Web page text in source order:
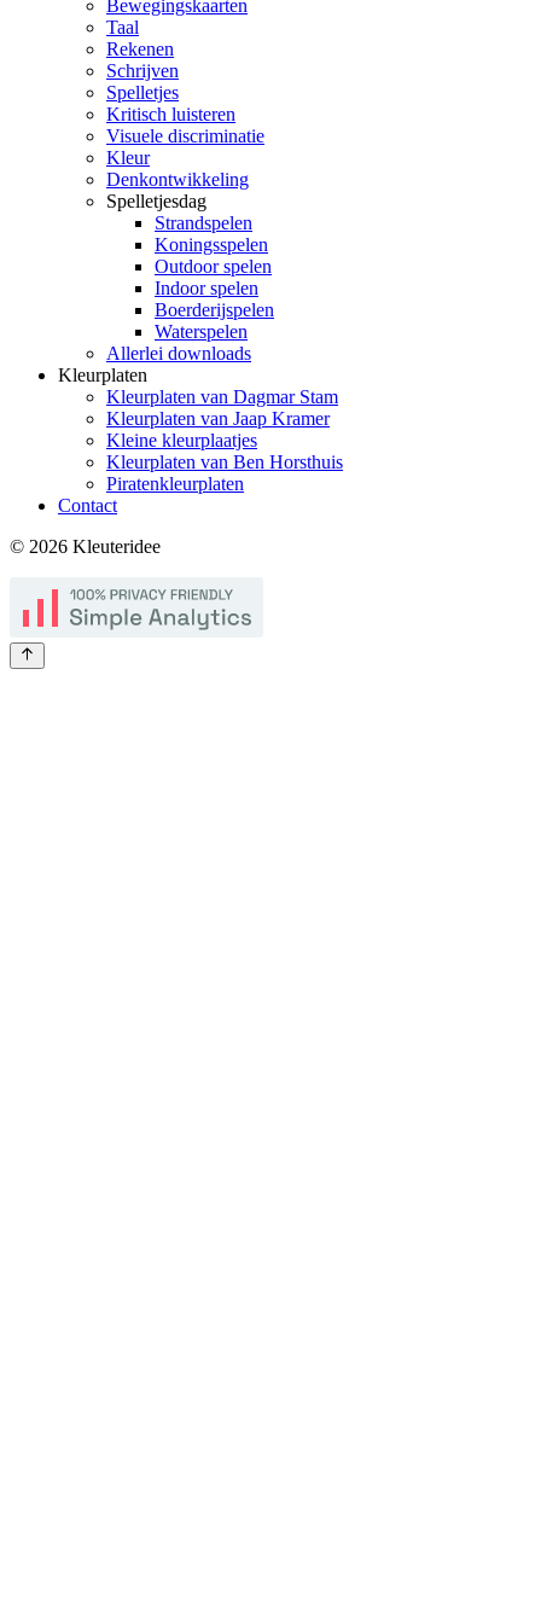
Bewegingskaarten
Taal
Rekenen
Schrijven
Spelletjes
Kritisch luisteren
Visuele discriminatie
Kleur
Denkontwikkeling
Spelletjesdag
Strandspelen
Koningsspelen
Outdoor spelen
Indoor spelen
Boerderijspelen
Waterspelen
Allerlei downloads
Kleurplaten
Kleurplaten van Dagmar Stam
Kleurplaten van Jaap Kramer
Kleine kleurplaatjes
Kleurplaten van Ben Horsthuis
Piratenkleurplaten
Contact
© 2026 Kleuteridee